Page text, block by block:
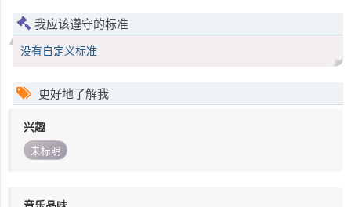
我应该遵守的标准
没有自定义标准
更好地了解我
兴趣
未标明